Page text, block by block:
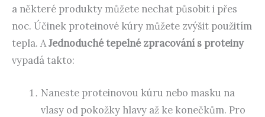
a některé produkty můžete nechat působit i přes
noc. Účinek proteinové kúry můžete zvýšit použitím
tepla. AJednoduché tepelné zpracování s proteiny
vypadá takto:
Naneste proteinovou kúru nebo masku na
vlasy od pokožky hlavy až ke konečkům. Pro